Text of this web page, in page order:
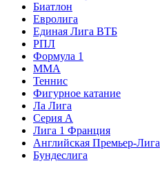
Биатлон
Евролига
Единая Лига ВТБ
РПЛ
Формула 1
MMA
Теннис
Фигурное катание
Ла Лига
Серия А
Лига 1 Франция
Английская Премьер-Лига
Бундеслига